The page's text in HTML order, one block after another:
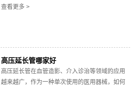
压力、降低肾功能。而随着医学发展，输尿管支
在其中又起着什么作用。输尿管支架置入术的医
疗原理就...
查看更多 >
高压延长管哪家好
高压延长管在血管造影、介入诊治等领域的应用
越来越广，作为一种单次使用的医用器械，如何